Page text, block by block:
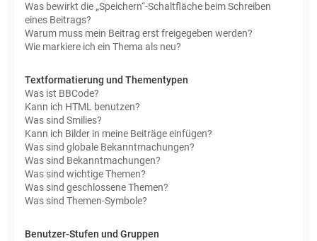
Was bewirkt die „Speichern“-Schaltfläche beim Schreiben
eines Beitrags?
Warum muss mein Beitrag erst freigegeben werden?
Wie markiere ich ein Thema als neu?
Textformatierung und Thementypen
Was ist BBCode?
Kann ich HTML benutzen?
Was sind Smilies?
Kann ich Bilder in meine Beiträge einfügen?
Was sind globale Bekanntmachungen?
Was sind Bekanntmachungen?
Was sind wichtige Themen?
Was sind geschlossene Themen?
Was sind Themen-Symbole?
Benutzer-Stufen und Gruppen